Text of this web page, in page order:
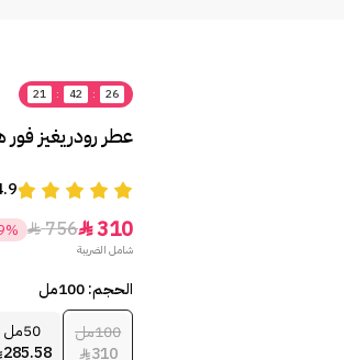
21 : 42 : 26
عطر رودريغيز
310

756

شامل الضريبة
الحجم: 100مل
100مل
310

50مل
285.58